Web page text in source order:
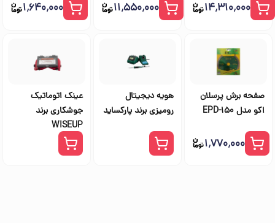
۱۴٬۳۱۰٬۰۰۰ ۱۱٬۵۵۰٬۰۰۰ ۱٬۶۴۰٬۰۰۰
صفحه برش پرسلان
اکو مدل EPD-150
۱٬۷۷۰٬۰۰۰
هویه دیجیتال
رومیزی برند پارکساید
عینک اتوماتیک
جوشکاری برند
WISEUP